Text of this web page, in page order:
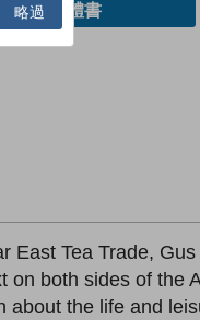
借閱實體書
Tea Trade,
both sides of the
about the life and
略過